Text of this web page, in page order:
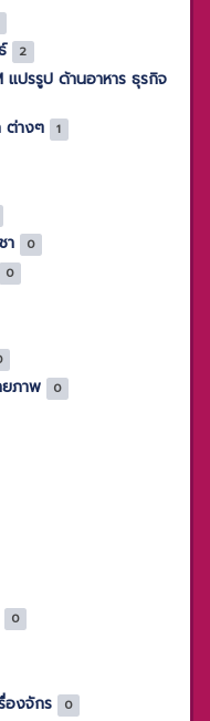
2
แปรรูป ด้านอาหาร ธุรกิจ
ต่างๆ 1
า 0
0
ภาพ 0
0
องจักร 0